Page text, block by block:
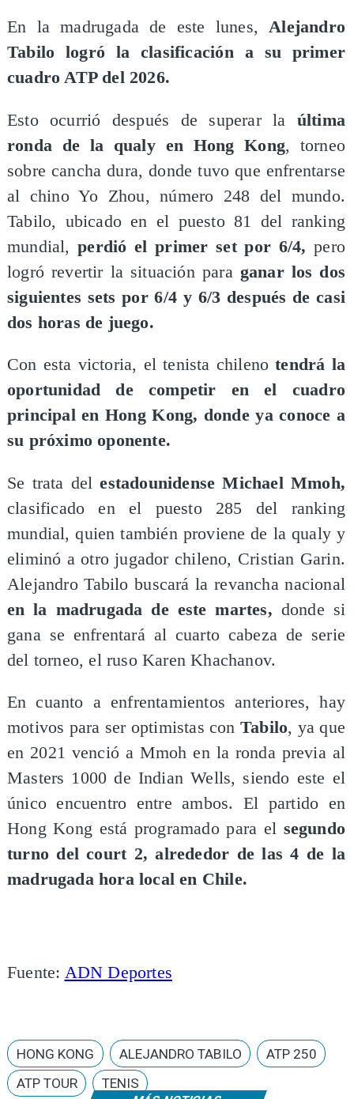
En la madrugada de este lunes,Alejandro
Tabilo logró la clasificación a su primer
cuadro ATP del 2026.
Esto ocurrió después de superar la última
ronda de la qualy en Hong Kong, torneo
sobre cancha dura, donde tuvo que enfrentarse
al chino Yo Zhou, número 248 del mundo.
Tabilo, ubicado en el puesto 81 del ranking
mundial,perdió el primer set por 6/4, pero
logró revertir la situación para ganar los dos
siguientes sets por 6/4 y 6/3 después de casi
dos horas de juego.
Con esta victoria, el tenista chilenotendrá la
oportunidad de competir en el cuadro
principal en Hong Kong, donde ya conoce a
su próximo oponente.
Se trata delestadounidense Michael Mmoh,
clasificado en el puesto 285 del ranking
mundial, quien también proviene de la qualy y
eliminó a otro jugador chileno, Cristian Garin.
Alejandro Tabilo buscará la revancha nacional
en la madrugada de este martes, donde si
gana se enfrentará al cuarto cabeza de serie
del torneo, el ruso Karen Khachanov.
En cuanto a enfrentamientos anteriores, hay
motivos para ser optimistas con Tabilo, ya que
en 2021 venció a Mmoh en la ronda previa al
Masters 1000 de Indian Wells, siendo este el
único encuentro entre ambos. El partido en
Hong Kong está programado para el segundo
turno del court 2, alrededor de las 4 de la
madrugada hora local en Chile.
Fuente: ADN Deportes
HONG KONG ALEJANDRO TABILO
ATP 250
ATP TOUR
TENIS